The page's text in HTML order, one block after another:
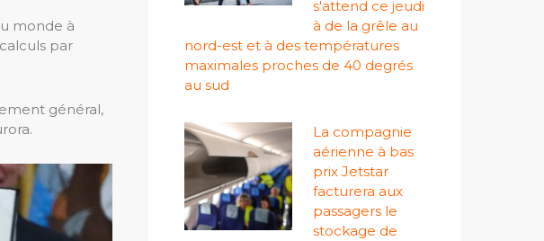
monde à
par
général,
s'attend ce jeudi
à de la grêle au
nord-est et à des températures
maximales proches de 40 degrés
au sud
La compagnie
aérienne à bas
prix Jetstar
facturera aux
passagers le
stockage de